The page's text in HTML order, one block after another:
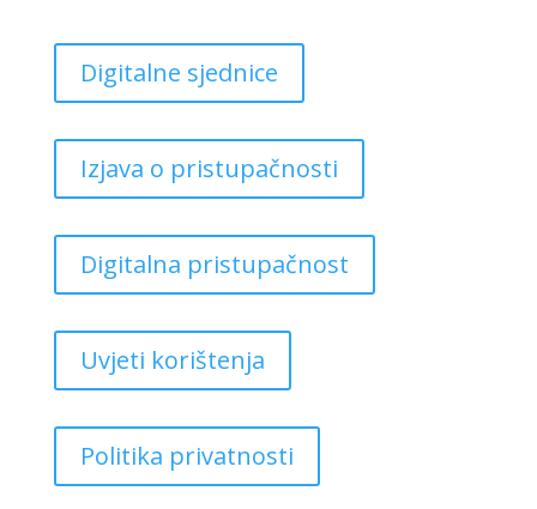
Digitalne sjednice
Izjava o pristupačnosti
Digitalna pristupačnost
Uvjeti korištenja
Politika privatnosti